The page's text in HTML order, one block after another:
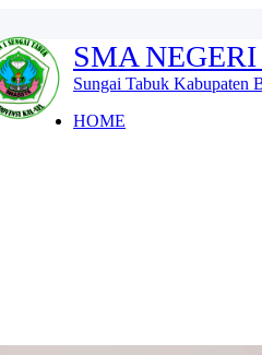
SMA
Sungai Tabuk Kabupaten
HOME